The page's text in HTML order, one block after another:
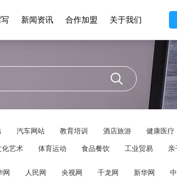
新闻资讯 合作加盟 关于我们
汽车网站 教育培训 酒店旅游 健康医疗
化艺术 体育运动 食品餐饮 工业贸易 亲
网 人民网 央视网 千龙网 新华网